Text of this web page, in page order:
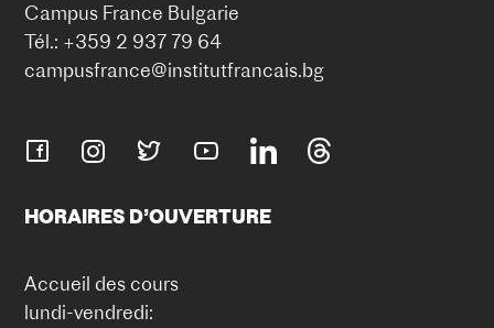
Campus France Bulgarie
Tél.: +359 2 937 79 64
campusfrance@institutfrancais.bg
HORAIRES D’OUVERTURE
Accueil des cours
lundi-vendredi: